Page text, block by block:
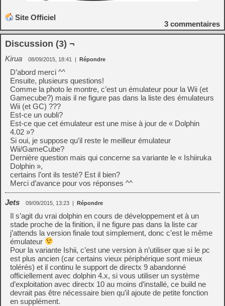
Site Officiel
3 commentaires
Discussion (3) ¬
Kirua 08/09/2015, 18:41 | Répondre
D’abord merci ^^
Ensuite, plusieurs questions!
Comme la photo le montre, c’est un émulateur pour la Wii (et
Gamecube?) mais il ne figure pas dans la liste des émulateurs
Wii (et GC) ???
Est-ce un oubli?
Est-ce que cet émulateur est une mise à jour de « Dolphin
4.02 »?
Si oui, je suppose qu’il reste le meilleur émulateur
Wii/GameCube?
Dernière question mais qui concerne sa variante le « Ishiiruka
Dolphin »,
certains l’ont ils testé? Est il bien?
Merci d’avance pour vos réponses ^^
Jets 09/09/2015, 13:23 | Répondre
Il s’agit du vrai dolphin en cours de développement et à un
stade proche de la finition, il ne figure pas dans la liste car
j’attends la version finale tout simplement, donc c’est le même
émulateur
Pour la variante Ishii, c’est une version à n’utiliser que si le pc
est plus ancien (car certains vieux périphérique sont mieux
tolérés) et il continu le support de directx 9 abandonné
officiellement avec dolphin 4.x, si vous utiliser un système
d’exploitation avec directx 10 au moins d’installé, ce build ne
devrait pas être nécessaire bien qu’il ajoute de petite fonction
en supplément.